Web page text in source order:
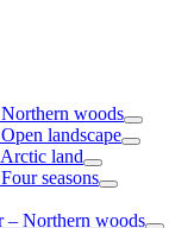
woods
landscape
land
seasons
– Northern woods